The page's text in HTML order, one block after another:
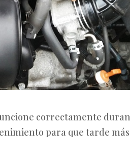
correctamente
para que tarde